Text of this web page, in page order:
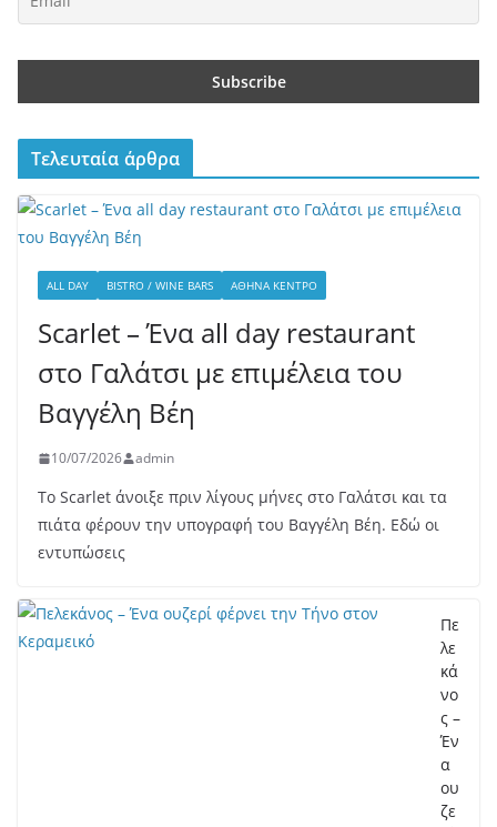
Τελευταία άρθρα
ALL DAY BISTRO / WINE BARS ΑΘΉΝΑ ΚΈΝΤΡΟ
Scarlet – Ένα all day restaurant
στο Γαλάτσι με επιμέλεια του
Βαγγέλη Βέη
10/07/2026 admin
Το Scarlet άνοιξε πριν λίγους μήνες στο Γαλάτσι και τα
πιάτα φέρουν την υπογραφή του Βαγγέλη Βέη. Εδώ οι
εντυπώσεις
Πε
λε
κά
νο
ς –
Έν
α
ου
ζε